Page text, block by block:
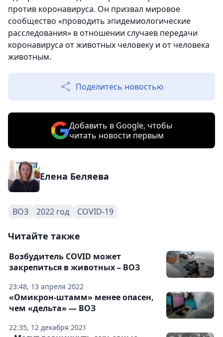
против коронавируса. Он призвал мировое
сообщество «проводить эпидемиологические
расследования» в отношении случаев передачи
коронавируса от животных человеку и от человека
животным.
Поделитесь новостью
Добавить в Google, чтобы
читать новости первым
Елена Беляева
ВОЗ 2022 год COVID-19
Читайте также
23:48, 13 апреля 2022
Возбудитель COVID может
закрепиться в животных – ВОЗ
22:35, 12 декабря 2021
«Омикрон-штамм» менее опасен,
чем «дельта» — ВОЗ